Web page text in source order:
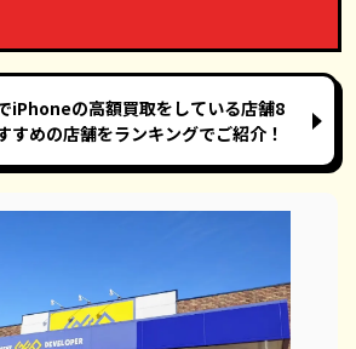
iPhoneの高額買取をしている店舗8
すめの店舗をランキングでご紹介！